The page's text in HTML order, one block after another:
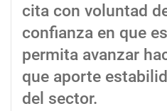
cita con voluntad
confianza en que
permita avanzar
que aporte
del sector.